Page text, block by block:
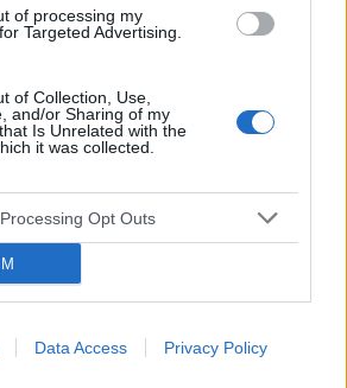
of processing my
Targeted Advertising.
of Collection, Use,
and/or Sharing of my
Is Unrelated with the
it was collected.
Opt Outs
Data Access Privacy Policy